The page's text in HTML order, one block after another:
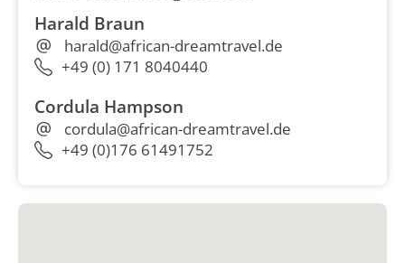
Harald Braun
harald@african-dreamtravel.de
+49 (0) 171 8040440
Cordula Hampson
cordula@african-dreamtravel.de
+49 (0)176 61491752